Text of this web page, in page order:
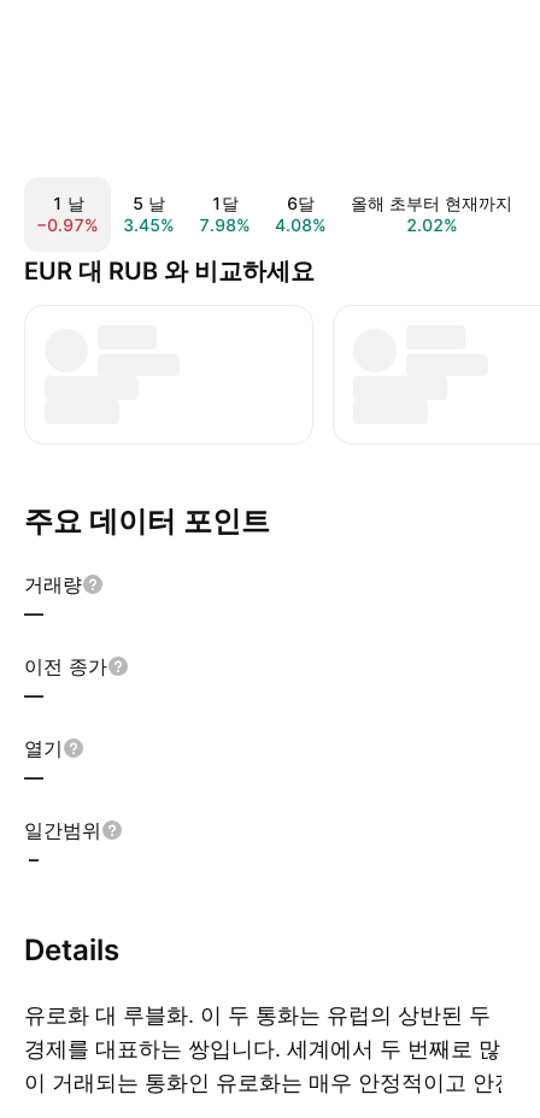
1 날
−0.97%
5 날
3.45%
1달
7.98%
6달
4.08%
올해 초부터 현재까지
2.02%
EUR 대 RUB 와 비교하세요
주요 데이터 포인트
거래량
—
이전 종가
—
열기
—
일간범위
–
Details
유로화 대 루블화. 이 두 통화는 유럽의 상반된 두
경제를 대표하는 쌍입니다. 세계에서 두 번째로 많
이 거래되는 통화인 유로화는 매우 안정적이고 안전